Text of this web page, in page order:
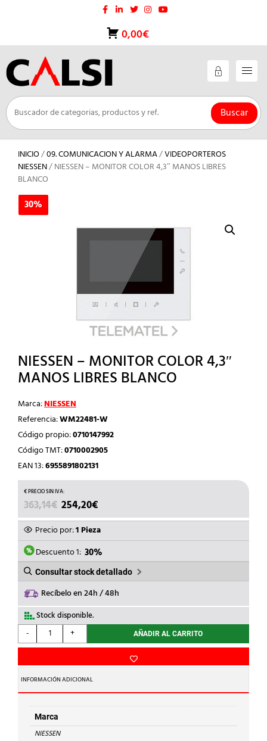
0,00€
Buscar
INICIO/09. COMUNICACION Y ALARMA/VIDEOPORTEROS
NIESSEN/ NIESSEN – MONITOR COLOR 4,3″ MANOS LIBRES
BLANCO
30%
NIESSEN – MONITOR COLOR 4,3″
MANOS LIBRES BLANCO
Marca:NIESSEN
Referencia:WM22481-W
Código propio:0710147992
Código TMT:0710002905
EAN 13:6955891802131
363,14€ EL
PRECIO
ORIGINAL
ERA:
363,14€.
254,20€
PRECIO
ACTUAL
ES:
254,20€.
Precio por:1 Pieza
Descuento 1: 30%
Consultar stock detallado
Recíbelo en 24h / 48h
Stock disponible.
-
NIESSEN
-
COLOR
4,3"
MANOS
LIBRES
BLANCO
cantidad
+ AÑADIR AL CARRITO
INFORMACIÓN ADICIONAL
Marca
NIESSEN
30%